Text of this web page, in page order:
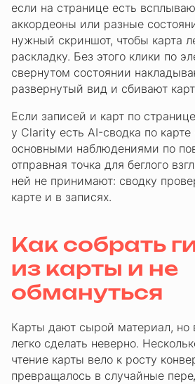
если на странице есть
аккордеоны или разные
нужный скриншот, чтобы карта
раскладку. Без этого клики по
свернутом состоянии
развернутый вид и сбивают
Если записей и карт по
у Clarity есть AI-сводка по карте
основными наблюдениями по
отправная точка для беглого
ней не принимают: сводку
карте и в записях.
Как собрать
из карты и не
обмануться
Карты дают сырой материал, но
легко сделать неверно.
чтение карты вело к росту
превращалось в случайные